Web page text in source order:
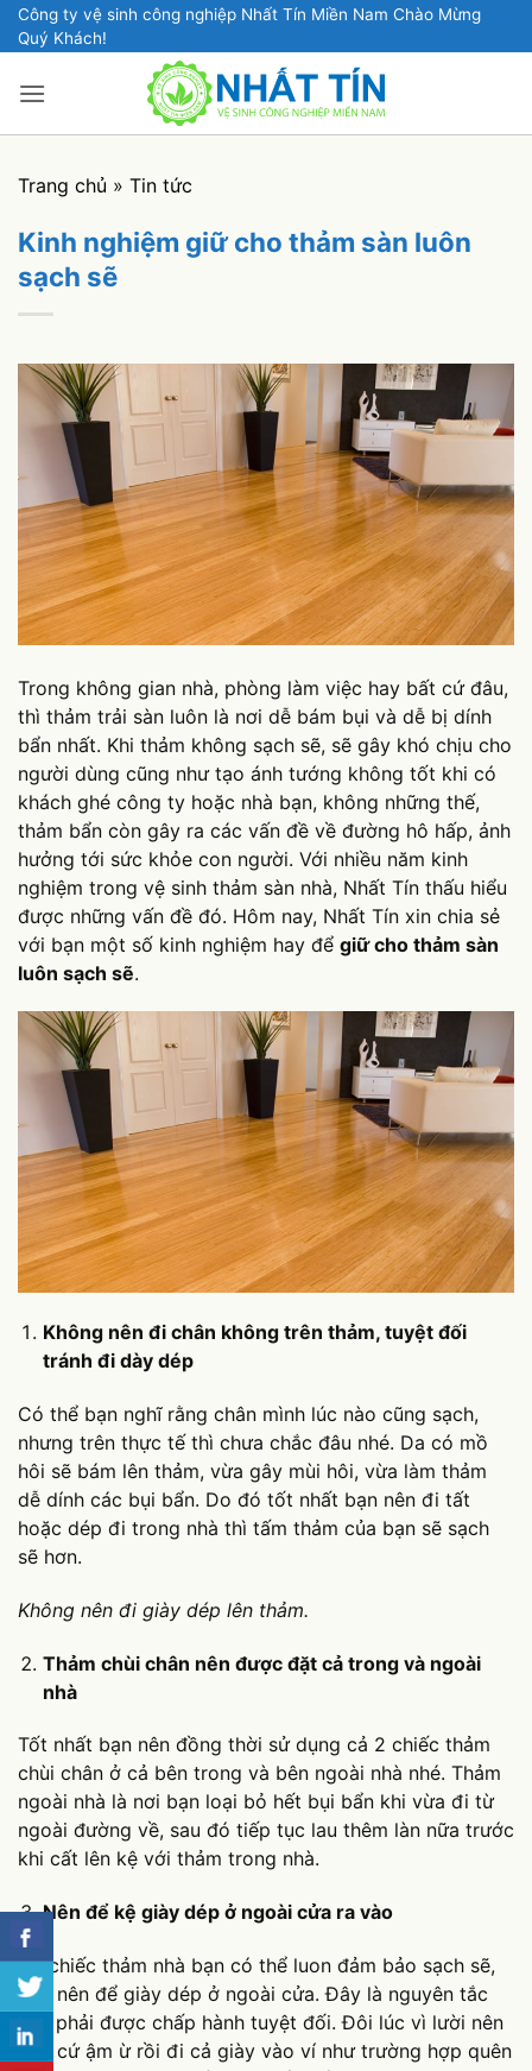
Bỏ
qua
dung
Công ty vệ sinh công nghiệp Nhất Tín Miền Nam Chào Mừng
Quý Khách!
Trang chủ » Tin tức
Kinh nghiệm giữ cho thảm sàn luôn
sạch sẽ
Trong không gian nhà, phòng làm việc hay bất cứ đâu,
thì thảm trải sàn luôn là nơi dễ bám bụi và dễ bị dính
bẩn nhất. Khi thảm không sạch sẽ, sẽ gây khó chịu cho
người dùng cũng như tạo ánh tướng không tốt khi có
khách ghé công ty hoặc nhà bạn, không những thế,
thảm bẩn còn gây ra các vấn đề về đường hô hấp, ảnh
hưởng tới sức khỏe con người. Với nhiều năm kinh
nghiệm trong vệ sinh thảm sàn nhà, Nhất Tín thấu hiểu
được những vấn đề đó. Hôm nay, Nhất Tín xin chia sẻ
với bạn một số kinh nghiệm hay để giữ cho thảm sàn
luôn sạch sẽ.
Không nên đi chân không trên thảm, tuyệt đối
tránh đi dày dép
Có thể bạn nghĩ rằng chân mình lúc nào cũng sạch,
nhưng trên thực tế thì chưa chắc đâu nhé. Da có mồ
hôi sẽ bám lên thảm, vừa gây mùi hôi, vừa làm thảm
dễ dính các bụi bẩn. Do đó tốt nhất bạn nên đi tất
hoặc dép đi trong nhà thì tấm thảm của bạn sẽ sạch
sẽ hơn.
Không nên đi giày dép lên thảm.
Thảm chùi chân nên được đặt cả trong và ngoài
nhà
Tốt nhất bạn nên đồng thời sử dụng cả 2 chiếc thảm
chùi chân ở cả bên trong và bên ngoài nhà nhé. Thảm
ngoài nhà là nơi bạn loại bỏ hết bụi bẩn khi vừa đi từ
ngoài đường về, sau đó tiếp tục lau thêm làn nữa trước
khi cất lên kệ với thảm trong nhà.
Nên để kệ giày dép ở ngoài cửa ra vào
Để chiếc thảm nhà bạn có thể luon đảm bảo sạch sẽ,
bạn nên để giày dép ở ngoài cửa. Đây là nguyên tắc
cần phải được chấp hành tuyệt đối. Đôi lúc vì lười nên
bạn cứ ậm ừ rồi đi cả giày vào ví như trường hợp quên